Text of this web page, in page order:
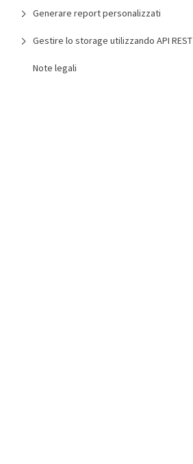
Generare report personalizzati
Gestire lo storage utilizzando API REST
Note legali